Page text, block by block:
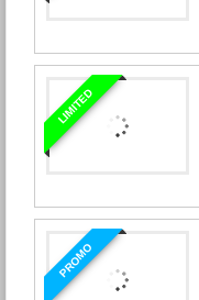
LIMITED
PROMO